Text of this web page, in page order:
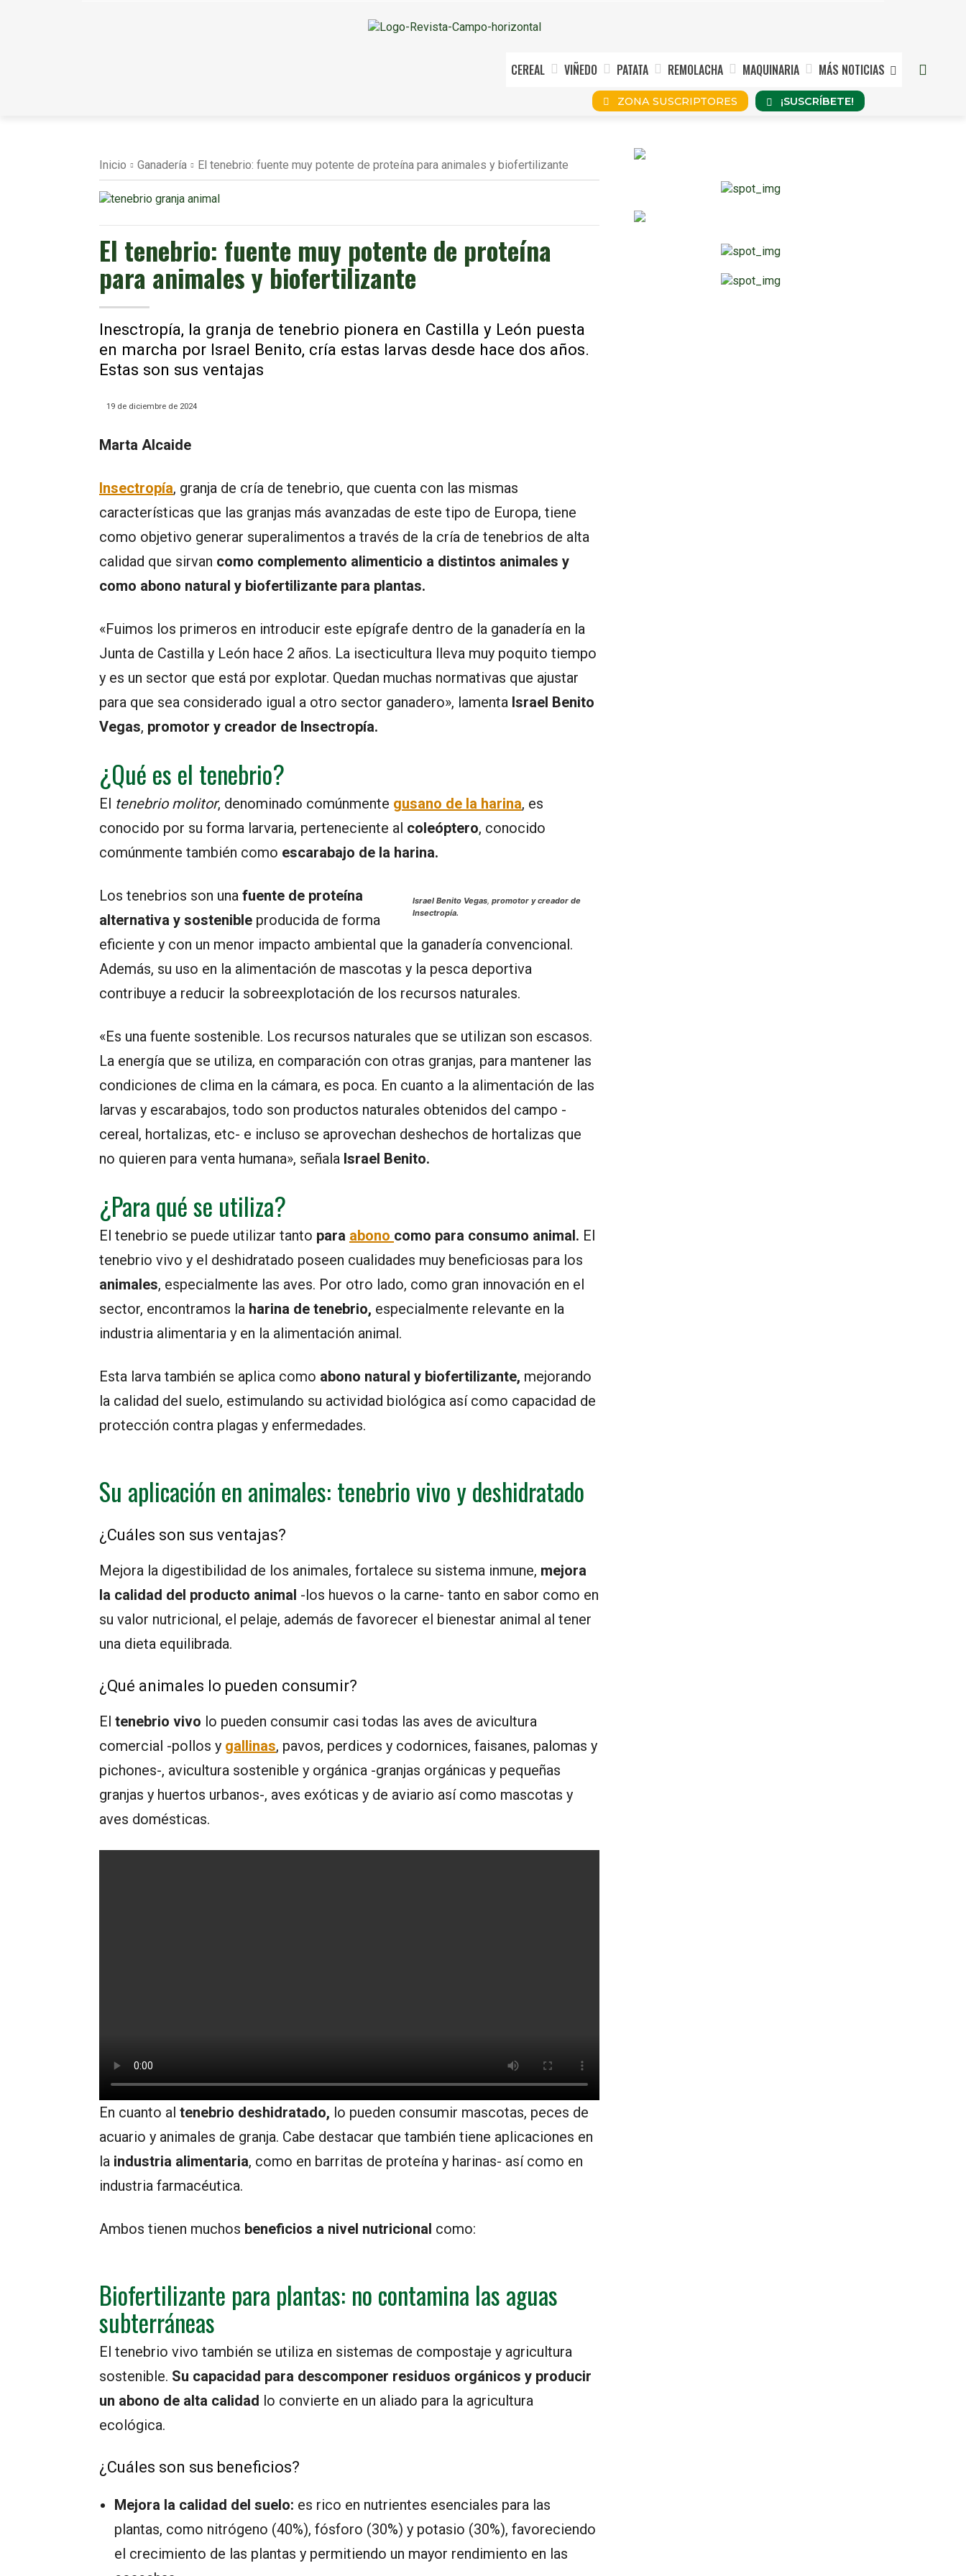
CEREAL VIÑEDO PATATA REMOLACHA MAQUINARIA MÁS NOTICIAS
ZONA SUSCRIPTORES ¡SUSCRÍBETE!
Inicio Ganadería El tenebrio: fuente muy potente de proteína para animales y biofertilizante
El tenebrio: fuente muy potente de proteína
para animales y biofertilizante
Inesctropía, la granja de tenebrio pionera en Castilla y León puesta
en marcha por Israel Benito, cría estas larvas desde hace dos años.
Estas son sus ventajas
19 de diciembre de 2024
Marta Alcaide
Insectropía, granja de cría de tenebrio, que cuenta con las mismas
características que las granjas más avanzadas de este tipo de Europa, tiene
como objetivo generar superalimentos a través de la cría de tenebrios de alta
calidad que sirvan como complemento alimenticio a distintos animales y
como abono natural y biofertilizante para plantas.
«Fuimos los primeros en introducir este epígrafe dentro de la ganadería en la
Junta de Castilla y León hace 2 años. La isecticultura lleva muy poquito tiempo
y es un sector que está por explotar. Quedan muchas normativas que ajustar
para que sea considerado igual a otro sector ganadero», lamenta Israel Benito
Vegas, promotor y creador de Insectropía.
¿Qué es el tenebrio?
El tenebrio molitor, denominado comúnmente gusano de la harina, es
conocido por su forma larvaria, perteneciente al coleóptero, conocido
comúnmente también como escarabajo de la harina.
Israel Benito Vegas promotor y creador de
Insectropía.
Los tenebrios son una fuente de proteína
alternativa y sostenible producida de forma
eficiente y con un menor impacto ambiental que la ganadería convencional.
Además, su uso en la alimentación de mascotas y la pesca deportiva
contribuye a reducir la sobreexplotación de los recursos naturales.
«Es una fuente sostenible. Los recursos naturales que se utilizan son escasos.
La energía que se utiliza, en comparación con otras granjas, para mantener las
condiciones de clima en la cámara, es poca. En cuanto a la alimentación de las
larvas y escarabajos, todo son productos naturales obtenidos del campo -
cereal, hortalizas, etc- e incluso se aprovechan deshechos de hortalizas que
no quieren para venta humana», señala Israel Benito.
¿Para qué se utiliza?
El tenebrio se puede utilizar tanto para abono como para consumo animal. El
tenebrio vivo y el deshidratado poseen cualidades muy beneficiosas para los
animales, especialmente las aves. Por otro lado, como gran innovación en el
sector, encontramos la harina de tenebrio, especialmente relevante en la
industria alimentaria y en la alimentación animal.
Esta larva también se aplica como abono natural y biofertilizante, mejorando
la calidad del suelo, estimulando su actividad biológica así como capacidad de
protección contra plagas y enfermedades.
Su aplicación en animales: tenebrio vivo y deshidratado
¿Cuáles son sus ventajas?
Mejora la digestibilidad de los animales, fortalece su sistema inmune, mejora
la calidad del producto animal -los huevos o la carne- tanto en sabor como en
su valor nutricional, el pelaje, además de favorecer el bienestar animal al tener
una dieta equilibrada.
¿Qué animales lo pueden consumir?
El tenebrio vivo lo pueden consumir casi todas las aves de avicultura
comercial -pollos y gallinas, pavos, perdices y codornices, faisanes, palomas y
pichones-, avicultura sostenible y orgánica -granjas orgánicas y pequeñas
granjas y huertos urbanos-, aves exóticas y de aviario así como mascotas y
aves domésticas.
En cuanto al tenebrio deshidratado, lo pueden consumir mascotas, peces de
acuario y animales de granja. Cabe destacar que también tiene aplicaciones en
la industria alimentaria, como en barritas de proteína y harinas- así como en
industria farmacéutica.
Ambos tienen muchos beneficios a nivel nutricional como:
Biofertilizante para plantas: no contamina las aguas
subterráneas
El tenebrio vivo también se utiliza en sistemas de compostaje y agricultura
sostenible. Su capacidad para descomponer residuos orgánicos y producir
un abono de alta calidad lo convierte en un aliado para la agricultura
ecológica.
¿Cuáles son sus beneficios?
Mejora la calidad del suelo: es rico en nutrientes esenciales para las
plantas, como nitrógeno (40%), fósforo (30%) y potasio (30%), favoreciendo
el crecimiento de las plantas y permitiendo un mayor rendimiento en las